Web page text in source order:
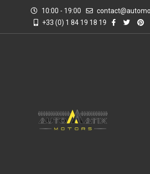
10:00 - 19:00
+33 (0) 1 84 19 18 19